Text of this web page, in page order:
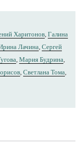
Харитонов Галина
Лачина Сергей
Мария Будрина
Светлана Тома